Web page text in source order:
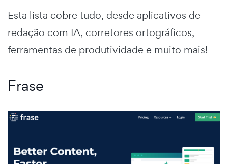
Esta lista cobre tudo, desde aplicativos de
redação com IA, corretores ortográficos,
ferramentas de produtividade e muito mais!
Frase